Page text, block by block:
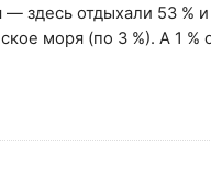
отдыхали 53 % и
моря (по 3 %). А 1 %